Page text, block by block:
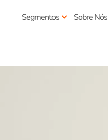
Segmentos Sobre Nós